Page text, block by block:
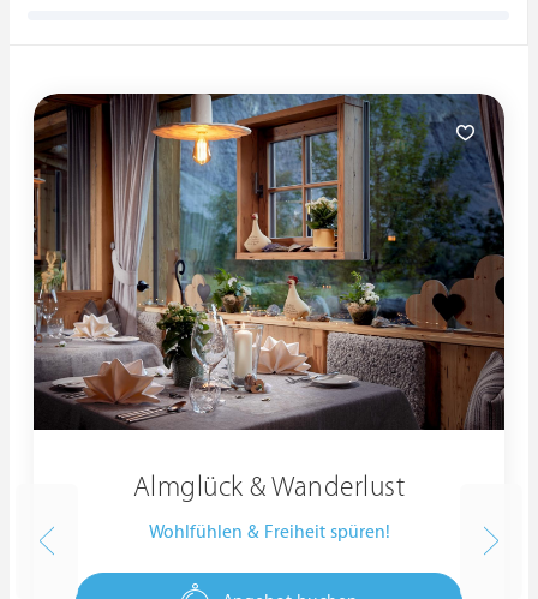
Almglück & Wanderlust
Wohlfühlen & Freiheit spüren!